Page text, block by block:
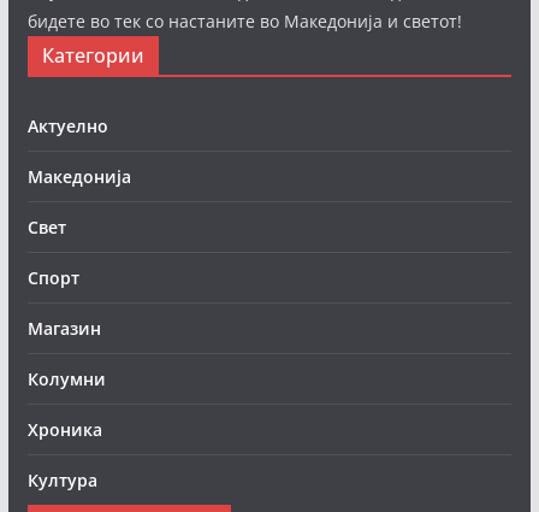
бидете во тек со настаните во Македонија и светот!
Категории
Актуелно
Македонија
Свет
Спорт
Магазин
Колумни
Хроника
Култура